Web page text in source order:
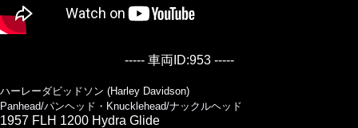
----- 車両ID:953 -----
ハーレーダビッドソン (Harley Davidson)
Panhead/パンヘッド・Knucklehead/ナックルヘッド
1957 FLH 1200 Hydra Glide